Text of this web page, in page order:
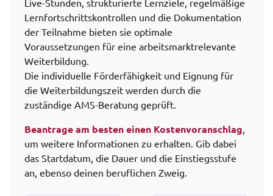
Live-Stunden, strukturierte Lernziele, regelmäßige
Lernfortschrittskontrollen und die Dokumentation
der Teilnahme bieten sie optimale
Voraussetzungen für eine arbeitsmarktrelevante
Weiterbildung.
Die individuelle Förderfähigkeit und Eignung für
die Weiterbildungszeit werden durch die
zuständige AMS-Beratung geprüft.
Beantrage am besten einen Kostenvoranschlag,
um weitere Informationen zu erhalten. Gib dabei
das Startdatum, die Dauer und die Einstiegsstufe
an, ebenso deinen beruflichen Zweig.